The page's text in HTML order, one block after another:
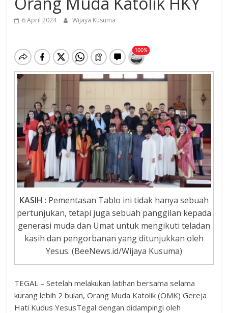
6 April 2024 Wijaya Kusuma
KASIH : Pementasan Tablo ini tidak hanya sebuah
pertunjukan, tetapi juga sebuah panggilan kepada
generasi muda dan Umat untuk mengikuti teladan
kasih dan pengorbanan yang ditunjukkan oleh
Yesus. (BeeNews.id/Wijaya Kusuma)
TEGAL – Setelah melakukan latihan bersama selama
kurang lebih 2 bulan, Orang Muda Katolik (OMK) Gereja
Hati Kudus YesusTegal dengan didampingi oleh